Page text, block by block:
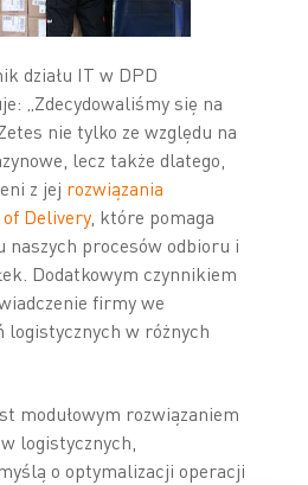
działu IT w DPD
„Zdecydowaliśmy się na
nie tylko ze względu na
lecz także dlatego,
z jej rozwiązania
Delivery, które pomaga
naszych procesów odbioru i
Dodatkowym czynnikiem
firmy we
logistycznych w różnych
modułowym rozwiązaniem
logistycznych,
o optymalizacji operacji